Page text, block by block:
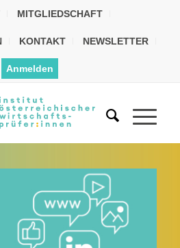
MITGLIEDSCHAFT
KONTAKT NEWSLETTER
Anmelden